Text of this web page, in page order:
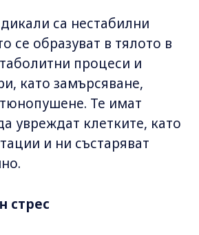
са нестабилни
се образуват в тялото в
процеси и
като замърсяване,
Те имат
увреждат клетките, като
и ни състаряват
стрес